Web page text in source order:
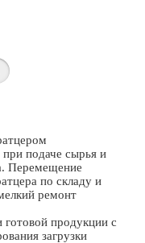
подаче сырья и
Перемещение
по складу и
ремонт
готовой продукции с
загрузки